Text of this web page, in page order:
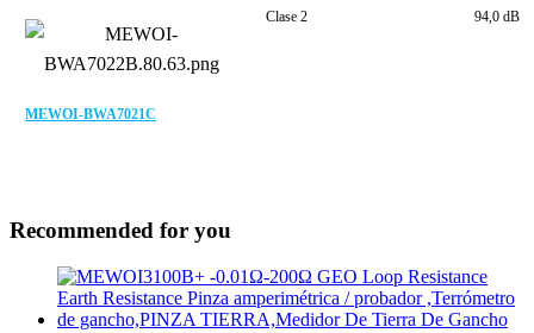
MEWOI-BWA7021C
Clase 2 94,0 dB
Recommended for you